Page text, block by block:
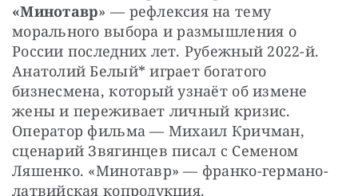
«Минотавр» — рефлексия на тему
морального выбора и размышления о
России последних лет. Рубежный 2022-й.
Анатолий Белый* играет богатого
бизнесмена, который узнаёт об измене
жены и переживает личный кризис.
Оператор фильма — Михаил Кричман,
сценарий Звягинцев писал с Семеном
Ляшенко. «Минотавр» — франко-германо-
латвийская копродукция.